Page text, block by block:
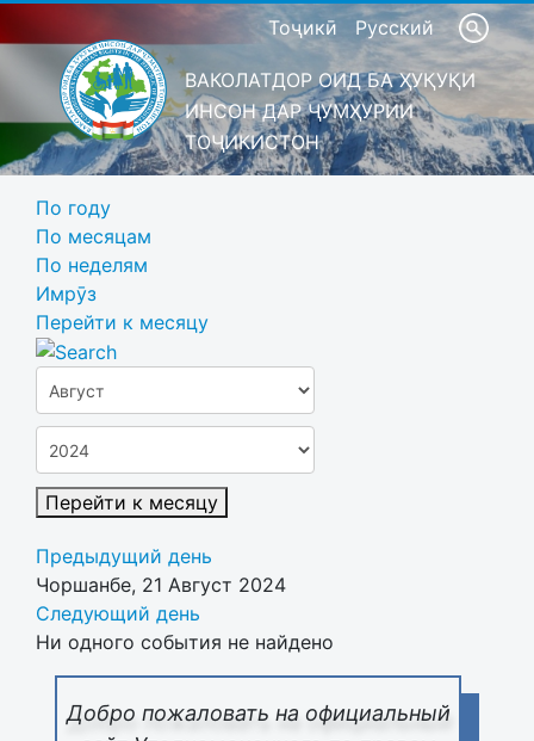
Тоҷикӣ Русский
ВАКОЛАТДОР ОИД БА ҲУҚУҚИ
ИНСОН ДАР ҶУМҲУРИИ
ТОҶИКИСТОН
Добро пожаловать на официальный
По году
По месяцам
По неделям
Имрӯз
Перейти к месяцу
Перейти к месяцу
Предыдущий день
Чоршанбе, 21 Август 2024
Следующий день
Ни одного события не найдено